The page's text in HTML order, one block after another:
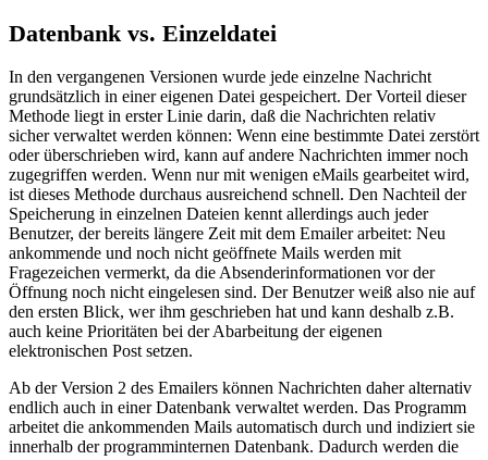
Datenbank vs. Einzeldatei
In den vergangenen Versionen wurde jede einzelne Nachricht
grundsätzlich in einer eigenen Datei gespeichert. Der Vorteil dieser
Methode liegt in erster Linie darin, daß die Nachrichten relativ
sicher verwaltet werden können: Wenn eine bestimmte Datei zerstört
oder überschrieben wird, kann auf andere Nachrichten immer noch
zugegriffen werden. Wenn nur mit wenigen eMails gearbeitet wird,
ist dieses Methode durchaus ausreichend schnell. Den Nachteil der
Speicherung in einzelnen Dateien kennt allerdings auch jeder
Benutzer, der bereits längere Zeit mit dem Emailer arbeitet: Neu
ankommende und noch nicht geöffnete Mails werden mit
Fragezeichen vermerkt, da die Absenderinformationen vor der
Öffnung noch nicht eingelesen sind. Der Benutzer weiß also nie auf
den ersten Blick, wer ihm geschrieben hat und kann deshalb z.B.
auch keine Prioritäten bei der Abarbeitung der eigenen
elektronischen Post setzen.
Ab der Version 2 des Emailers können Nachrichten daher alternativ
endlich auch in einer Datenbank verwaltet werden. Das Programm
arbeitet die ankommenden Mails automatisch durch und indiziert sie
innerhalb der programminternen Datenbank. Dadurch werden die